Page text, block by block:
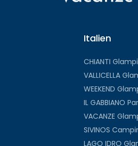
Italien
CHIANTI
VALLICELLA
WEEKEND
IL GABBIANO
VACANZE
SIVINOS
LAGO IDRO